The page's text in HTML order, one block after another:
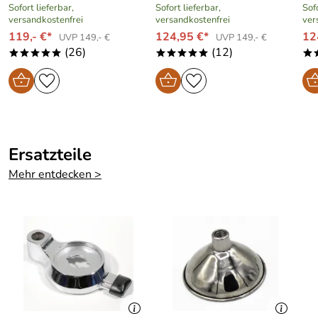
Sofort lieferbar,
versandkostenfrei
119,- €* UVP 149,- €
***** (26)
Sofort lieferbar,
versandkostenfrei
124,95 €* UVP 149,- €
***** (12)
Ersatzteile
Mehr entdecken >